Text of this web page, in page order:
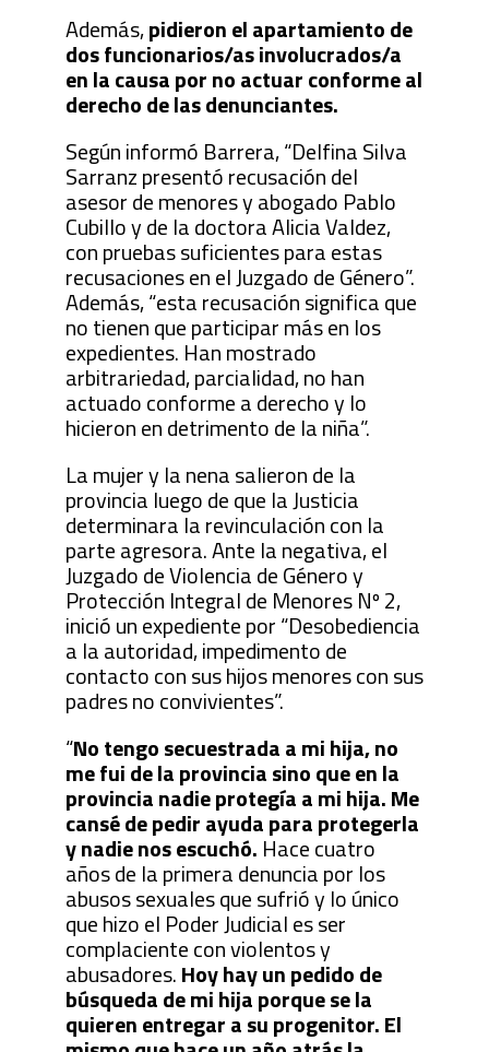
Además,pidieron el apartamiento de
dos funcionarios/as involucrados/a
en la causa por no actuar conforme al
derecho de las denunciantes.
Según informó Barrera, “Delfina Silva
Sarranz presentó recusación del
asesor de menores y abogado Pablo
Cubillo y de la doctora Alicia Valdez,
con pruebas suficientes para estas
recusaciones en el Juzgado de Género”.
Además, “esta recusación significa que
no tienen que participar más en los
expedientes. Han mostrado
arbitrariedad, parcialidad, no han
actuado conforme a derecho y lo
hicieron en detrimento de la niña”.
La mujer y la nena salieron de la
provincia luego de que la Justicia
determinara la revinculación con la
parte agresora. Ante la negativa, el
Juzgado de Violencia de Género y
Protección Integral de Menores Nº 2,
inició un expediente por “Desobediencia
a la autoridad, impedimento de
contacto con sus hijos menores con sus
padres no convivientes”.
“No tengo secuestrada a mi hija, no
me fui de la provincia sino que en la
provincia nadie protegía a mi hija. Me
cansé de pedir ayuda para protegerla
y nadie nos escuchó. Hace cuatro
años de la primera denuncia por los
abusos sexuales que sufrió y lo único
que hizo el Poder Judicial es ser
complaciente con violentos y
abusadores.Hoy hay un pedido de
búsqueda de mi hija porque se la
quieren entregar a su progenitor. El